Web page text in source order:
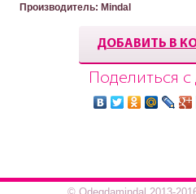
Производитель: Mindal
ДОБАВИТЬ В
Поделиться с